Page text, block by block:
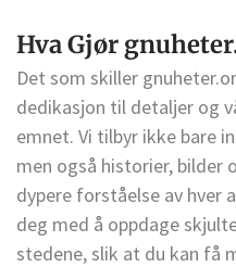
Hva Gjør
Det som skiller
dedikasjon til detaljer og
emnet. Vi tilbyr ikke bare
men også historier, bilder
dypere forståelse av hver
deg med å oppdage
stedene, slik at du kan få